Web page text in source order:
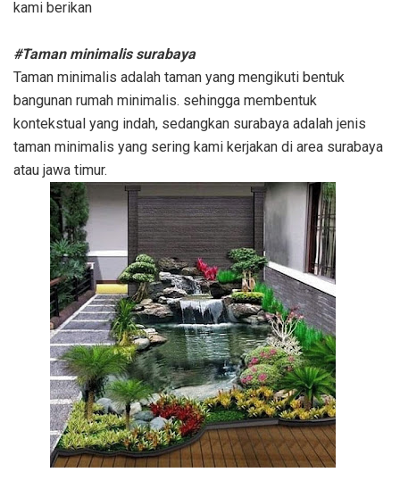
kami berikan
#Taman minimalis surabaya
Taman minimalis adalah taman yang mengikuti bentuk
bangunan rumah minimalis. sehingga membentuk
kontekstual yang indah, sedangkan surabaya adalah jenis
taman minimalis yang sering kami kerjakan di area surabaya
atau jawa timur.